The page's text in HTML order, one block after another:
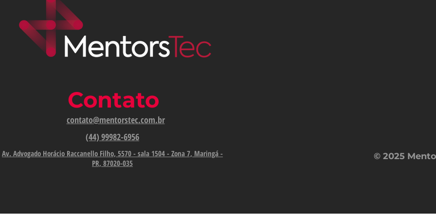
Contato
contato@mentorstec.com.br
(44) 99982-6956
Av. Advogado Horácio Raccanello Filho, 5570 - sala 1504 - Zona 7, Maringá -
PR, 87020-035
© 2025